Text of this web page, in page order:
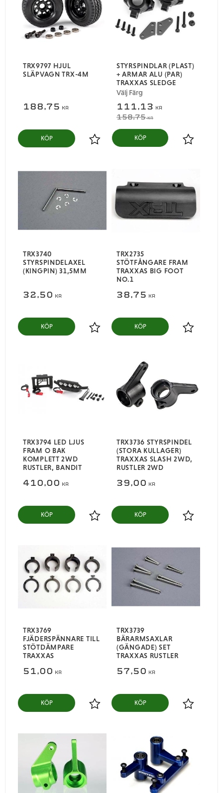
TRX9797 HJUL
SLÄPVAGN TRX-4M
188,75 KR
Lägg till i favoriter
KÖP
STYRSPINDLAR (PLAST)
+ ARMAR ALU (PAR)
TRAXXAS SLEDGE
Välj Färg
111,13 KR
158,75KR
Lägg till i
TRX3740
STYRSPINDELAXEL
(KINGPIN) 31,5MM
32,50 KR
Lägg till i favoriter
KÖP
TRX2735
STÖTFÅNGARE FRAM
TRAXXAS BIG FOOT
NO.1
38,75 KR
Lägg till i
KÖP
TRX3794 LED LJUS
FRAM O BAK
KOMPLETT 2WD
RUSTLER, BANDIT
410,00 KR
Lägg till i favoriter
KÖP
TRX3736 STYRSPINDEL
(STORA KULLAGER)
TRAXXAS SLASH 2WD,
RUSTLER 2WD
39,00 KR
Lägg till i
KÖP
TRX3769
FJÄDERSPÄNNARE TILL
STÖTDÄMPARE
TRAXXAS
51,00 KR
Lägg till i favoriter
KÖP
TRX3739
BÄRARMSAXLAR
(GÄNGADE) SET
TRAXXAS RUSTLER
57,50 KR
Lägg till i
KÖP